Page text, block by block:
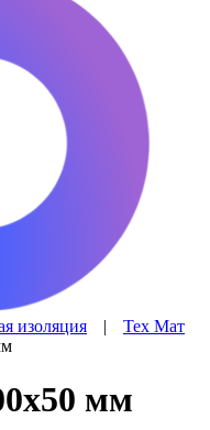
изоляция | Тех Мат
мм